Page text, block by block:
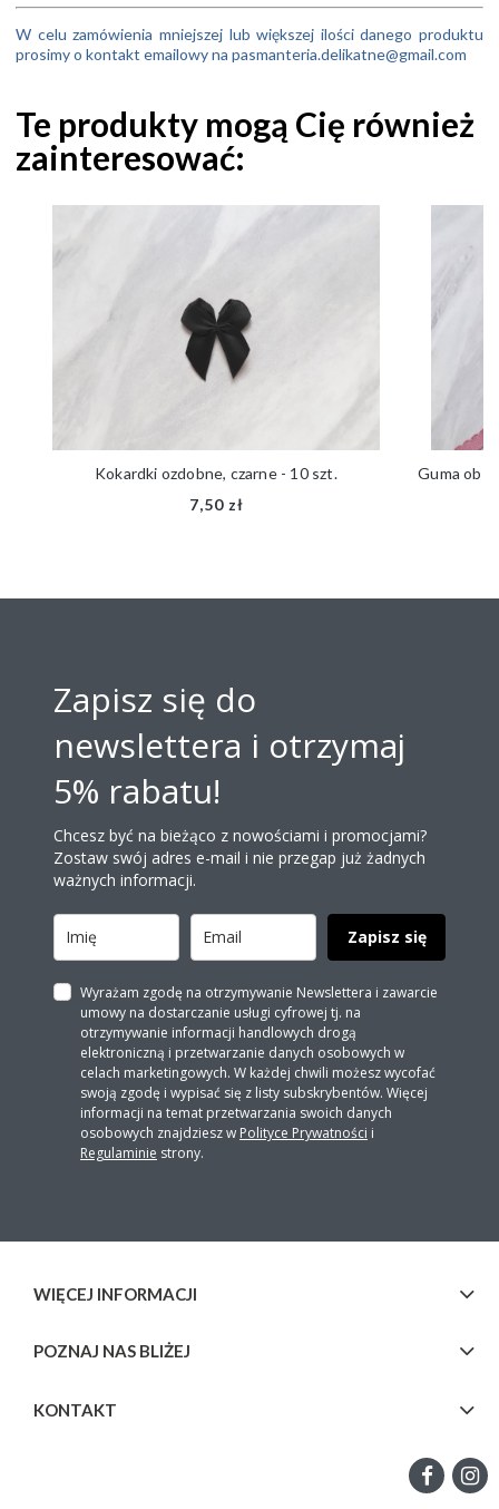
W celu zamówienia mniejszej lub większej ilości danego produktu
prosimy o kontakt emailowy na pasmanteria.delikatne@gmail.com
Te produkty mogą Cię również
zainteresować:
Kokardki ozdobne, czarne - 10 szt.
7,50 zł
Guma
Zapisz się do
newslettera i otrzymaj
5% rabatu!
Chcesz być na bieżąco z nowościami i promocjami?
Zostaw swój adres e-mail i nie przegap już żadnych
ważnych informacji.
Zapisz się
Wyrażam zgodę na otrzymywanie Newslettera i zawarcie
umowy na dostarczanie usługi cyfrowej tj. na
otrzymywanie informacji handlowych drogą
elektroniczną i przetwarzanie danych osobowych w
celach marketingowych. W każdej chwili możesz wycofać
swoją zgodę i wypisać się z listy subskrybentów. Więcej
informacji na temat przetwarzania swoich danych
osobowych znajdziesz w Polityce Prywatności i
Regulaminie strony.
WIĘCEJ INFORMACJI
POZNAJ NAS BLIŻEJ
KONTAKT